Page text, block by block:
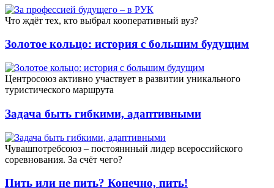
Что ждёт тех, кто выбрал кооперативный вуз?
Золотое кольцо: история с большим будущим
Центросоюз активно участвует в развитии уникального
туристического маршрута
Задача быть гибкими, адаптивными
Чувашпотребсоюз – постояннный лидер всероссийского
соревнования. За счёт чего?
Пить или не пить? Конечно, пить!